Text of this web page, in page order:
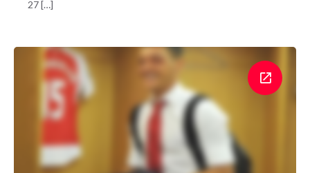
27 […]